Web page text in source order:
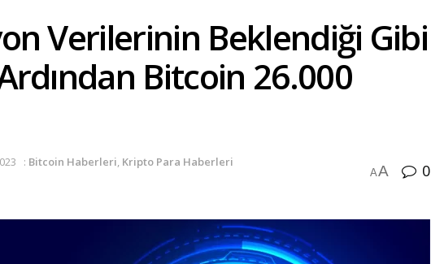
Verilerinin Beklendiği Gibi
Bitcoin 26.000
: Bitcoin Haberleri Kripto Para Haberleri
AA 0